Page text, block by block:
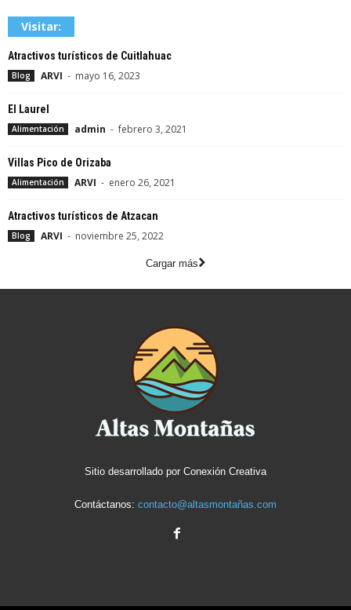
Visitar:
Atractivos turísticos de Cuitlahuac
Blog ARVI - mayo 16, 2023
El Laurel
Alimentación admin - febrero 3, 2021
Villas Pico de Orizaba
Alimentación ARVI - enero 26, 2021
Atractivos turísticos de Atzacan
Blog ARVI - noviembre 25, 2022
Cargar más
Sitio desarrollado por Conexión Creativa
Contáctanos: contacto@altasmontañas.com